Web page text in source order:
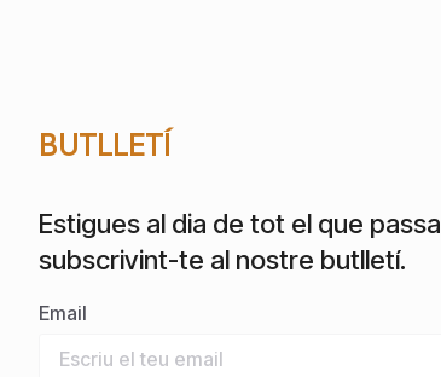
BUTLLETÍ
Estigues al dia de tot el que passa
subscrivint-te al nostre butlletí.
Email